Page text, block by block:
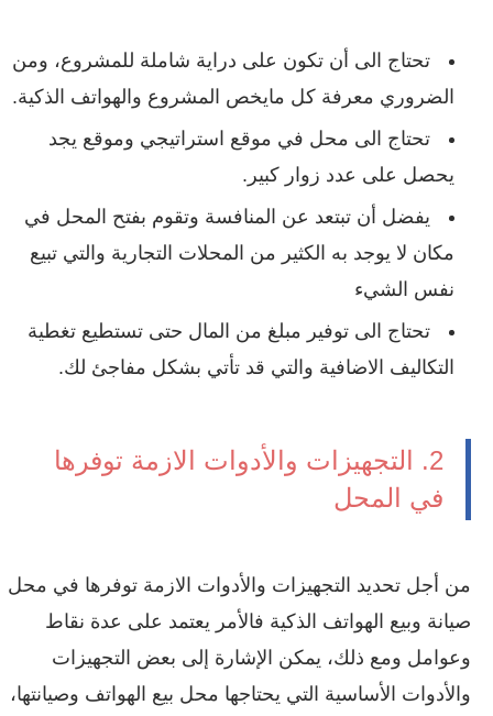
تحتاج الى أن تكون على دراية شاملة للمشروع، ومن
الضروري معرفة كل مايخص المشروع والهواتف الذكية.
تحتاج الى محل في موقع استراتيجي وموقع يجد
يحصل على عدد زوار كبير.
يفضل أن تبتعد عن المنافسة وتقوم بفتح المحل في
مكان لا يوجد به الكثير من المحلات التجارية والتي تبيع
نفس الشيء
تحتاج الى توفير مبلغ من المال حتى تستطيع تغطية
التكاليف الاضافية والتي قد تأتي بشكل مفاجئ لك.
2. التجهيزات والأدوات الازمة توفرها
في المحل
من أجل تحديد التجهيزات والأدوات الازمة توفرها في محل
صيانة وبيع الهواتف الذكية فالأمر يعتمد على عدة نقاط
وعوامل ومع ذلك، يمكن الإشارة إلى بعض التجهيزات
والأدوات الأساسية التي يحتاجها محل بيع الهواتف وصيانتها،